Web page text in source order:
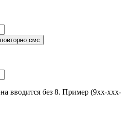
вводится без 8. Пример (9хх-ххх-